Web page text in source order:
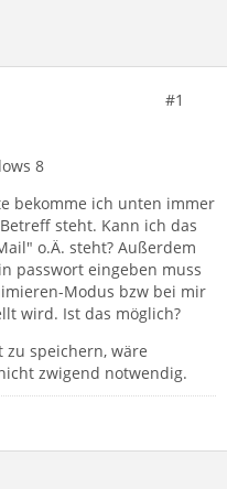
#1
8
bekomme ich unten immer
steht. Kann ich das
o.Ä. steht? Außerdem
passwort eingeben muss
Modus bzw bei mir
wird. Ist das möglich?
zu speichern, wäre
zwigend notwendig.